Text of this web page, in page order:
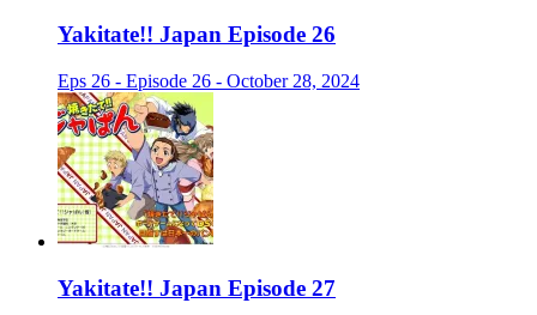
Yakitate!! Japan Episode 26
Eps 26 - Episode 26 - October 28, 2024
Yakitate!! Japan Episode 27